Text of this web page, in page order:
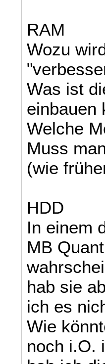
RAM
Wozu
Was ist
einbauen
Welche
Muss
(wie
HDD
In einem
MB
hab sie
ich es
Wie
noch i.O.